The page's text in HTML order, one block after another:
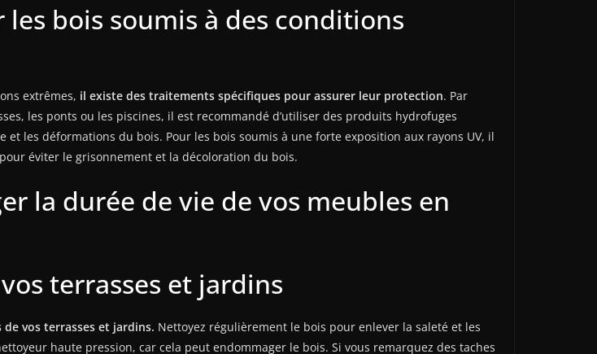
bois soumis à des conditions
extrêmes, il existe des traitements spécifiques pour assurer leur protection. Par
les ponts ou les piscines, il est recommandé d’utiliser des produits hydrofuges
les déformations du bois. Pour les bois soumis à une forte exposition aux rayons UV, il
éviter le grisonnement et la décoloration du bois.
la durée de vie de vos meubles en
terrasses et jardins
vos terrasses et jardins. Nettoyez régulièrement le bois pour enlever la saleté et les
haute pression, car cela peut endommager le bois. Si vous remarquez des taches